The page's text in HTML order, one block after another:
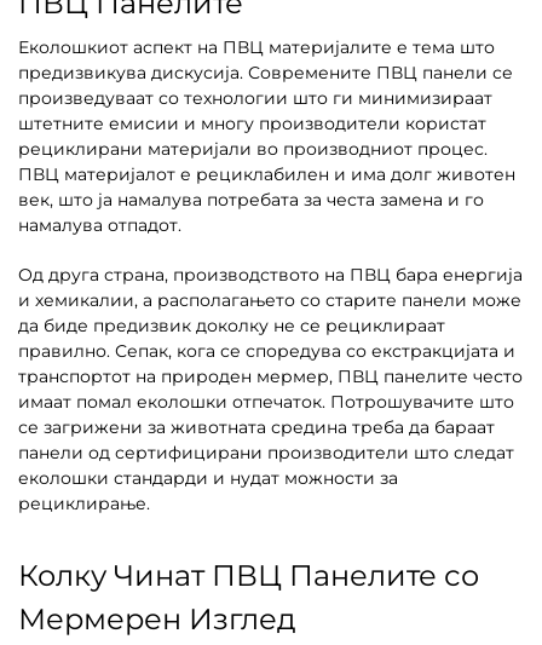
Еколошкиот аспект на ПВЦ материјалите е тема што
предизвикува дискусија. Современите ПВЦ панели се
произведуваат со технологии што ги минимизираат
штетните емисии и многу производители користат
рециклирани материјали во производниот процес.
ПВЦ материјалот е рециклабилен и има долг животен
век, што ја намалува потребата за честа замена и го
намалува отпадот.
Од друга страна, производството на ПВЦ бара енергија
и хемикалии, а располагањето со старите панели може
да биде предизвик доколку не се рециклираат
правилно. Сепак, кога се споредува со екстракцијата и
транспортот на природен мермер, ПВЦ панелите често
имаат помал еколошки отпечаток. Потрошувачите што
се загрижени за животната средина треба да бараат
панели од сертифицирани производители што следат
еколошки стандарди и нудат можности за
рециклирање.
Колку Чинат ПВЦ Панелите со
Мермерен Изглед